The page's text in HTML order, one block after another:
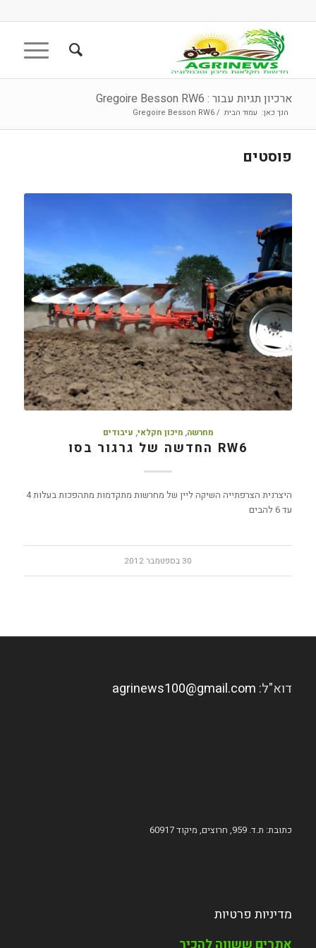
ארכיון תגיות עבור : Gregoire Besson RW6
הנך כאן: עמוד הבית /
Gregoire Besson RW6
פוסטים
מחרשה, מיכון חקלאי, עיבודים
RW6 החדשה של גרגור בסו
היצרנית הצרפתייה השיקה ליין של מחרשות מתקדמות מתהפכות בעלות 4
עד 6 להבים
30 בספטמבר 2012
דוא"ל: agrinews100@gmail.com
כתובת: ת.ד. 959, חרוצים, מיקוד 60917
מדיניות פרטיות